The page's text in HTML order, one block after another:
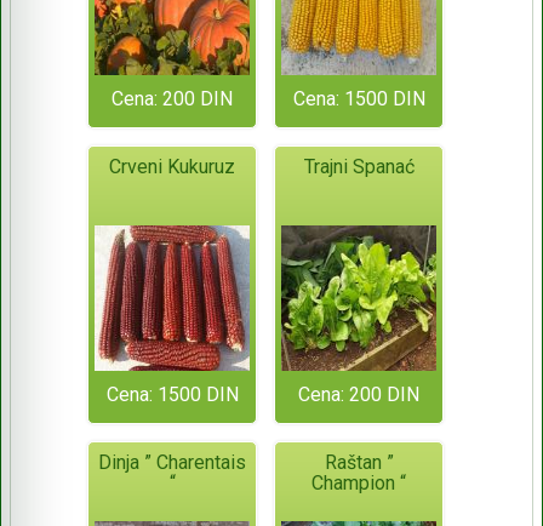
Cena: 200 DIN Cena: 1500 DIN
Crveni Kukuruz
Cena: 1500 DIN
Trajni Spanać
Cena: 200 DIN
Dinja ” Charentais
“
Raštan ”
Champion “